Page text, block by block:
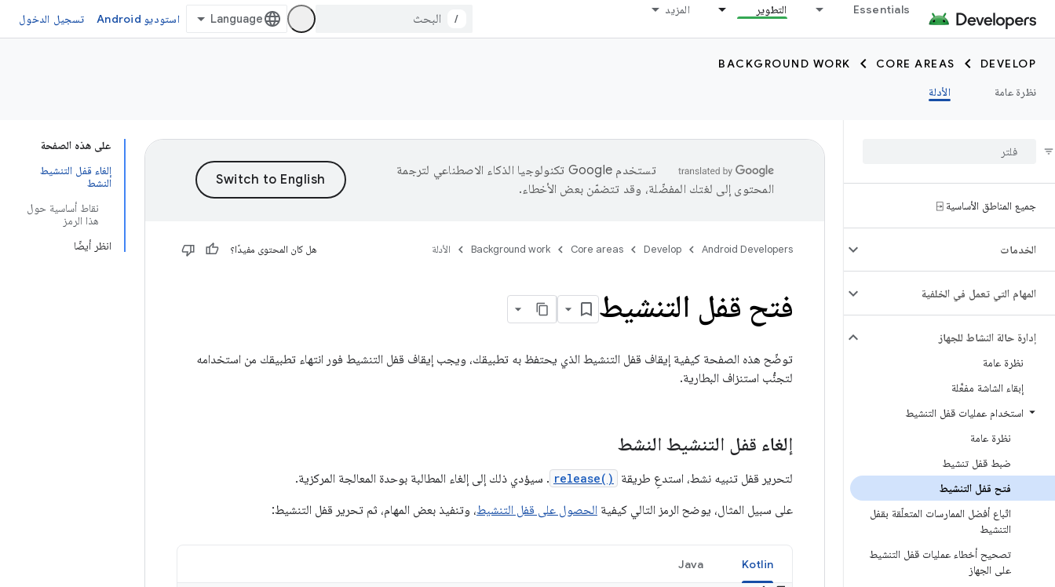
Essentials التطوير المزيد
/ استوديو Android تسجيل الدخول
DEVELOP
CORE AREAS
BACKGROUND WORK
نظرة عامة
الأدلة
جميع المناطق الأساسية ⍈
الخدمات
المهام التي تعمل في الخلفية
إدارة حالة النشاط للجهاز
نظرة عامة
إبقاء الشاشة مفعَّلة
استخدام عمليات قفل التنشيط
نظرة عامة
ضبط قفل تنشيط
فتح قفل التنشيط
اتّباع أفضل الممارسات المتعلّقة بقفل
التنشيط
تصحيح أخطاء عمليات قفل التنشيط
على الجهاز
على هذه الصفحة
إلغاء قفل التنشيط
النشط
نقاط أساسية حول
هذا الرمز
انظر أيضًا
تستخدم Google تكنولوجيا الذكاء الاصطناعي لترجمة
المحتوى إلى لغتك المفضّلة، وقد تتضمّن بعض الأخطاء.
Android Developers
Develop
Core areas
Background work الأدلة هل كان المحتوى مفيدًا؟
فتح قفل التنشيط
توضّح هذه الصفحة كيفية إيقاف قفل التنشيط الذي يحتفظ به تطبيقك، ويجب إيقاف قفل التنشيط فور انتهاء تطبيقك من استخدامه
لتجنُّب استنزاف البطارية.
إلغاء قفل التنشيط النشط
لتحرير قفل تنبيه نشط، استدعِ طريقة release() . سيؤدي ذلك إلى إلغاء المطالبة بوحدة المعالجة المركزية.
على سبيل المثال، يوضح الرمز التالي كيفية الحصول على قفل التنشيط، وتنفيذ بعض المهام، ثم تحرير قفل التنشيط:
Kotlin
Java